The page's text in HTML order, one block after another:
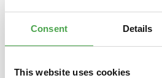
Consent Details
This website uses cookies
Preise inkl. MwSt. zzgl.